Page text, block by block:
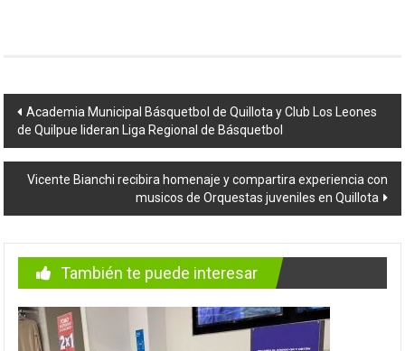
Navegación
de
entradas
Academia Municipal Básquetbol de Quillota y Club Los Leones
de Quilpue lideran Liga Regional de Básquetbol
Vicente Bianchi recibira homenaje y compartira experiencia con
musicos de Orquestas juveniles en Quillota
También te puede interesar